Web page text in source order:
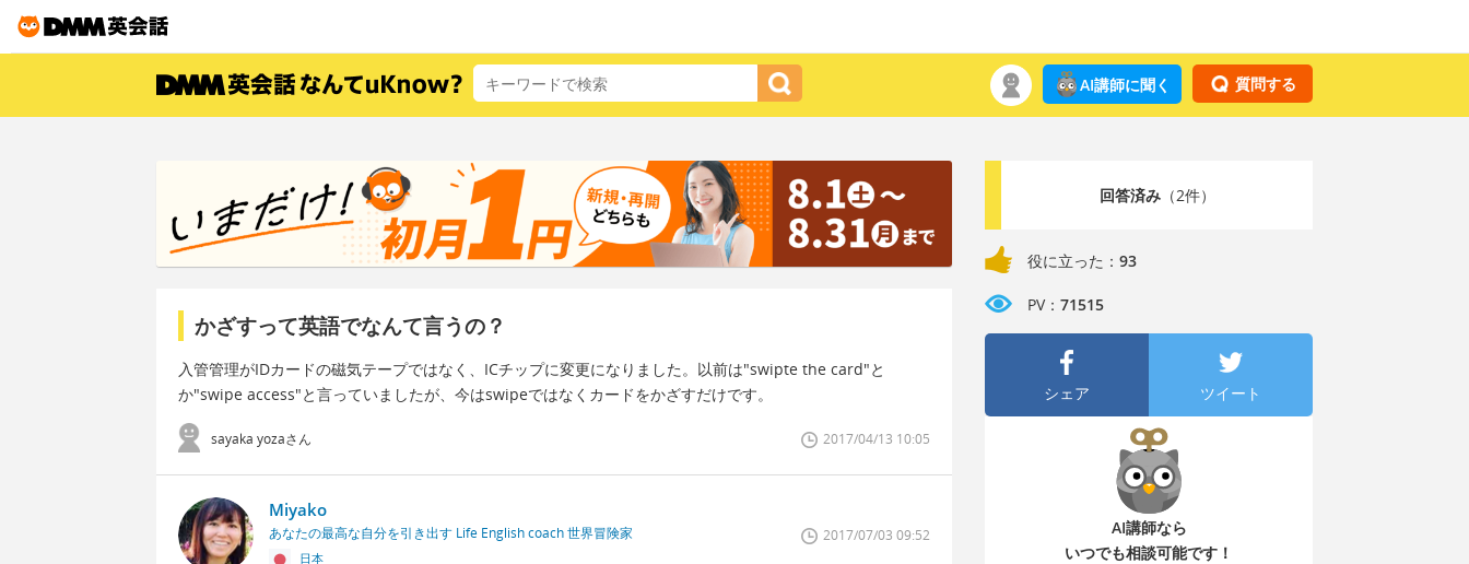
質問する
AI講師に聞く
かざすって英語でなんて言うの？
入管管理がIDカードの磁気テープではなく、ICチップに変更になりました。以前は"swipte the card"と
か"swipe access"と言っていましたが、今はswipeではなくカードをかざすだけです。
sayaka yozaさん 2017/04/13 10:05
Miyako
あなたの最高な自分を引き出す Life English coach 世界冒険家
日本
2017/07/03 09:52
回答済み（2件）
役に立った： 93
PV： 71515
シェア ツイート
AI講師なら
いつでも相談可能です！